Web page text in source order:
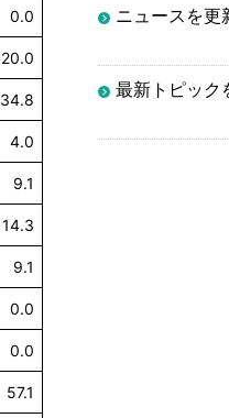
0.0
20.0
34.8
4.0
9.1
14.3
9.1
0.0
0.0
57.1
ニュースを更
最新トピック